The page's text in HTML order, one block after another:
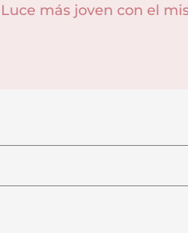
Luce más joven con el